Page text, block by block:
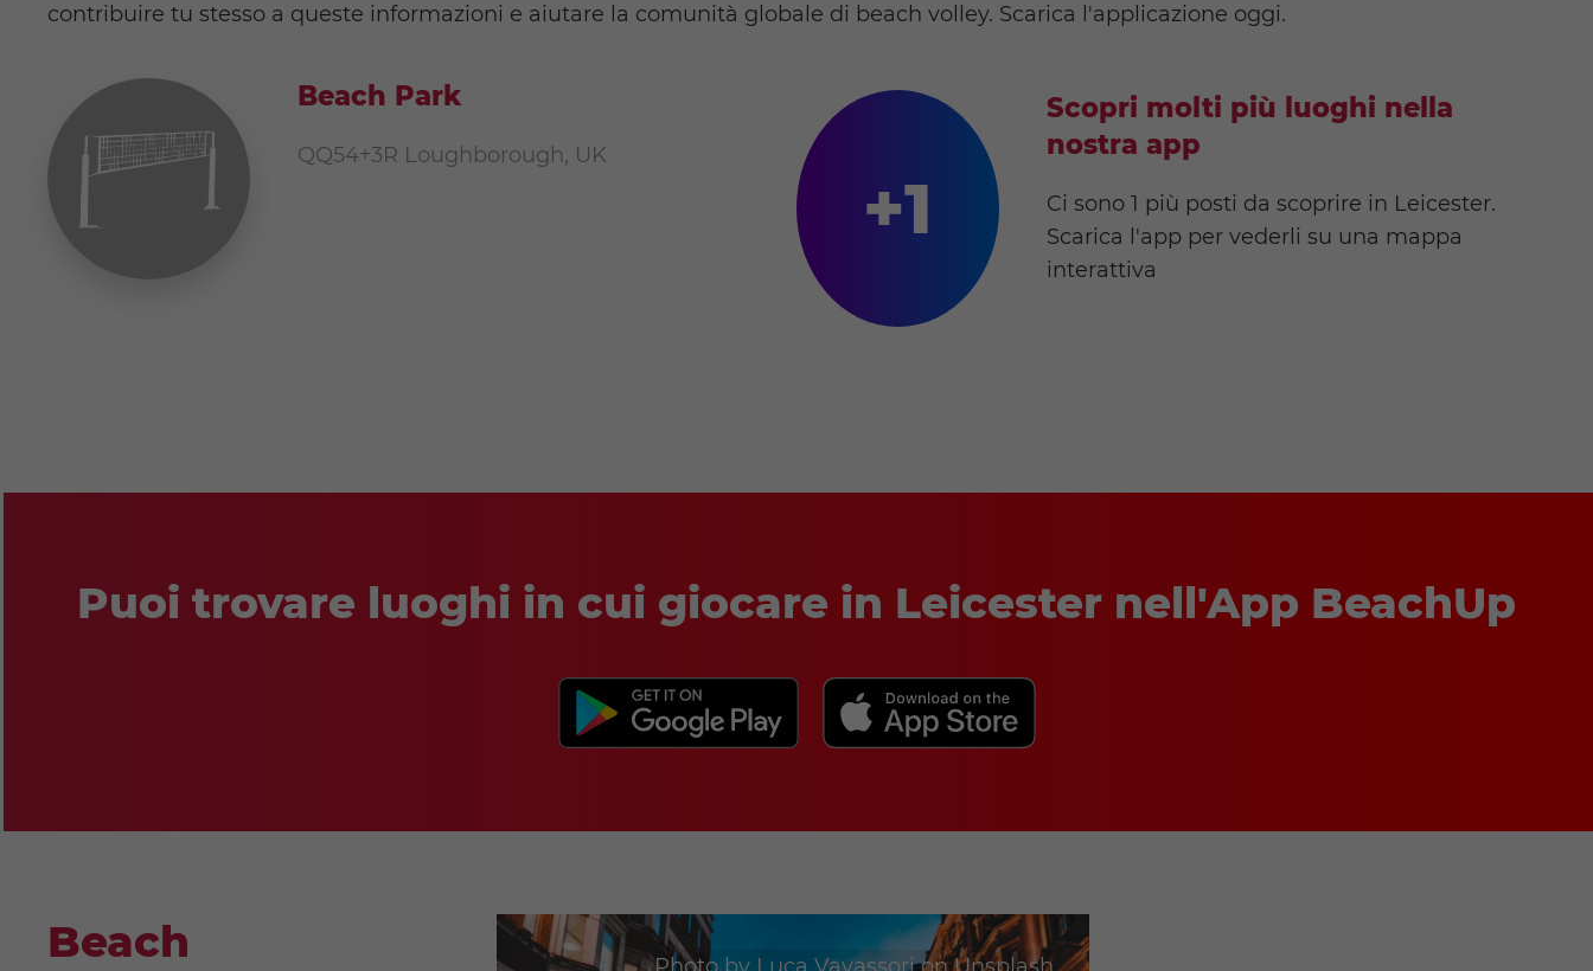
contribuire tu stesso a queste informazioni e aiutare la comunità globale di beach volley. Scarica l'applicazione oggi.
Beach Park
QQ54+3R Loughborough, UK
+1
Scopri molti più luoghi nella
nostra app
Ci sono 1 più posti da scoprire in Leicester.
Scarica l'app per vederli su una mappa
interattiva
Puoi trovare luoghi in cui giocare in Leicester nell'App BeachUp
Beach
Photo by Luca VavassorionUnsplash